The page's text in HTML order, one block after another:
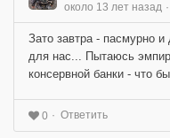
около 13 лет назад
Зато завтра - пасмурно
для нас... Пытаюсь
консервной банки - что
0 Ответить